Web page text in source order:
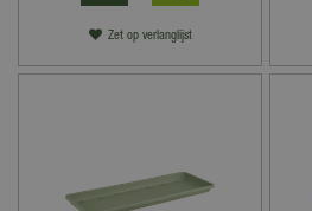
Zet op verlanglijst